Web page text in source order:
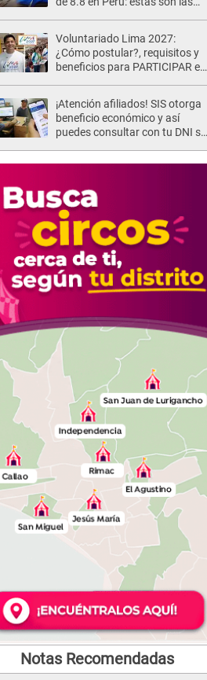
Voluntariado Lima 2027:
¿Cómo postular?, requisitos y
beneficios para PARTICIPAR en
¡Atención afiliados! SIS otorga
beneficio económico y así
puedes consultar con tu DNI si
Notas Recomendadas